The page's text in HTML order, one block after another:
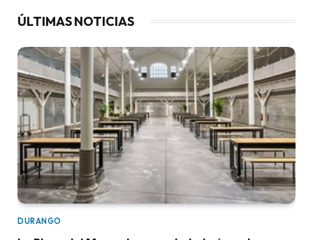
ÚLTIMAS NOTICIAS
DURANGO